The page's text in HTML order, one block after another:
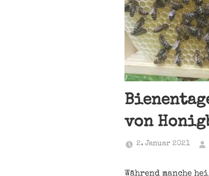
von
2. Januar 2021
Während manche